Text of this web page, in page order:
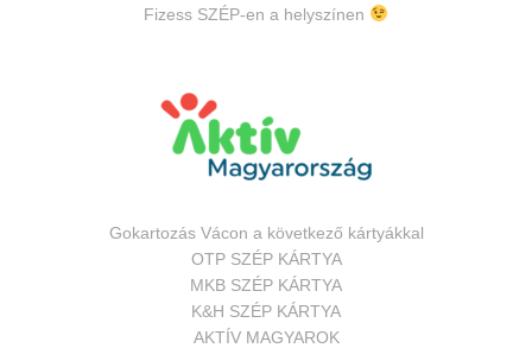
Fizess SZÉP-en a helyszínen
Gokartozás Vácon a következő kártyákkal
OTP SZÉP KÁRTYA
MKB SZÉP KÁRTYA
K&H SZÉP KÁRTYA
AKTÍV MAGYAROK